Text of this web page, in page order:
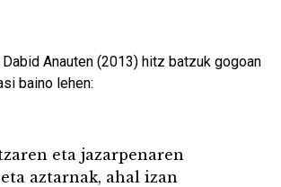
Anauten (2013) hitz batzuk gogoan
baino lehen:
eta jazarpenaren
aztarnak, ahal izan